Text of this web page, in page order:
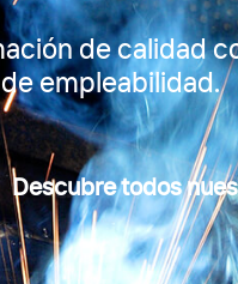
de calidad
empleabilidad.
Descubre todos